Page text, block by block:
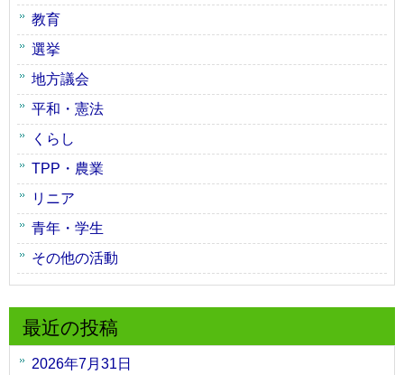
教育
選挙
地方議会
平和・憲法
くらし
TPP・農業
リニア
青年・学生
その他の活動
最近の投稿
2026年7月31日